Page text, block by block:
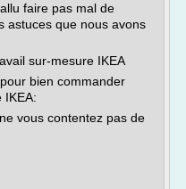
faire pas mal de
astuces que nous avons
sur-mesure IKEA
bien commander
IKEA:
vous contentez pas de